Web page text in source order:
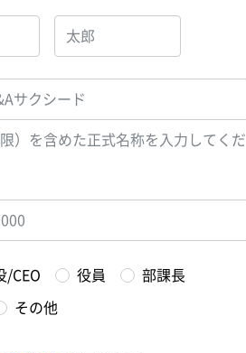
）を含めた正式名称を入力してくだ
/CEO 役員 部課長
その他